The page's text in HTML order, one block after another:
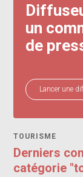
un
de
Lancer une
TOURISME
Derniers
catégorie